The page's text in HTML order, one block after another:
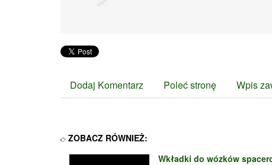
Dodaj Komentarz Poleć stronę Wpis
ZOBACZ RÓWNIEŻ:
Wkładki do wózków